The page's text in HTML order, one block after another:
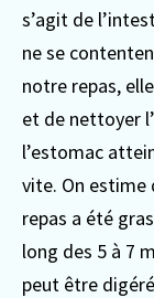
s’agit de
ne se
notre repas,
et de nettoyer
l’estomac
vite. On estime
repas a été
long des 5 à 7
peut être